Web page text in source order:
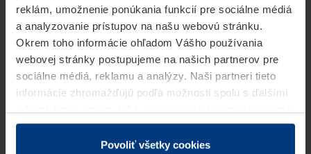
reklám, umožnenie ponúkania funkcií pre sociálne médiá
a analyzovanie prístupov na našu webovú stránku.
Okrem toho informácie ohľadom Vášho používania
webovej stránky postupujeme na našich partnerov pre
sociálne médiá, reklamu a analýzy. Naši partneri tieto
informácie zhromažďujú podľa možnosti spolu s ďalšími
v rámci Vášho využívania služieb.
Z právneho hľadiska môžeme cookies ukladať na Vašom
Povoliť všetky cookies